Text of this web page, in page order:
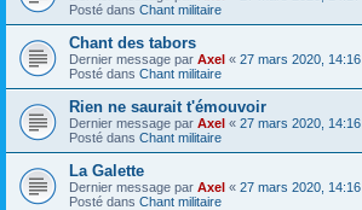
Posté dans Chant militaire
Chant des tabors
Dernier message par Axel « 27 mars 2020, 14:16
Posté dans Chant militaire
Rien ne saurait t'émouvoir
Dernier message par Axel « 27 mars 2020, 14:16
Posté dans Chant militaire
La Galette
Dernier message par Axel « 27 mars 2020, 14:16
Posté dans Chant militaire